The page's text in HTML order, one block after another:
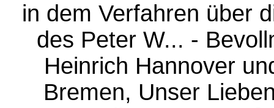
in dem Verfahren über
des Peter W... -
Heinrich Hannover
Bremen, Unser